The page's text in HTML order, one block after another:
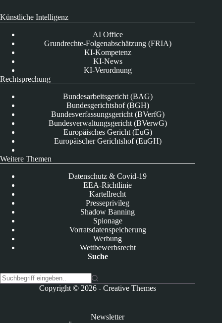
Künstliche Intelligenz
AI Office
Grundrechte-Folgenabschätzung (FRIA)
KI-Kompetenz
KI-News
KI-Verordnung
Rechtsprechung
Bundesarbeitsgericht (BAG)
Bundesgerichtshof (BGH)
Bundesverfassungsgericht (BVerfG)
Bundesverwaltungsgericht (BVerwG)
Europäisches Gericht (EuG)
Europäischer Gerichtshof (EuGH)
Weitere Themen
Datenschutz & Covid-19
EEA-Richtlinie
Kartellrecht
Presseprivileg
Shadow Banning
Spionage
Vorratsdatenspeicherung
Werbung
Wettbewerbsrecht
Suche
Copyright © 2026 -Creative Themes
Newsletter